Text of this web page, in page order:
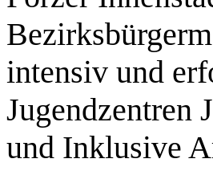
intensiv und
Jugendzentren
und Inklusive